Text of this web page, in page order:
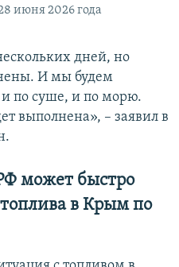
июня 2026 года
дней, но
И мы будем
и по суше, и по морю.
выполнена», – заявил в
может быстро
в Крым по